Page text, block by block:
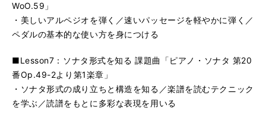
WoO.59」
・美しいアルペジオを弾く／速いパッセージを軽やかに弾く／
ペダルの基本的な使い方を身につける
■Lesson7：ソナタ形式を知る 課題曲「ピアノ・ソナタ 第20
番Op.49-2より第1楽章」
・ソナタ形式の成り立ちと構造を知る／楽譜を読むテクニック
を学ぶ／読譜をもとに多彩な表現を用いる